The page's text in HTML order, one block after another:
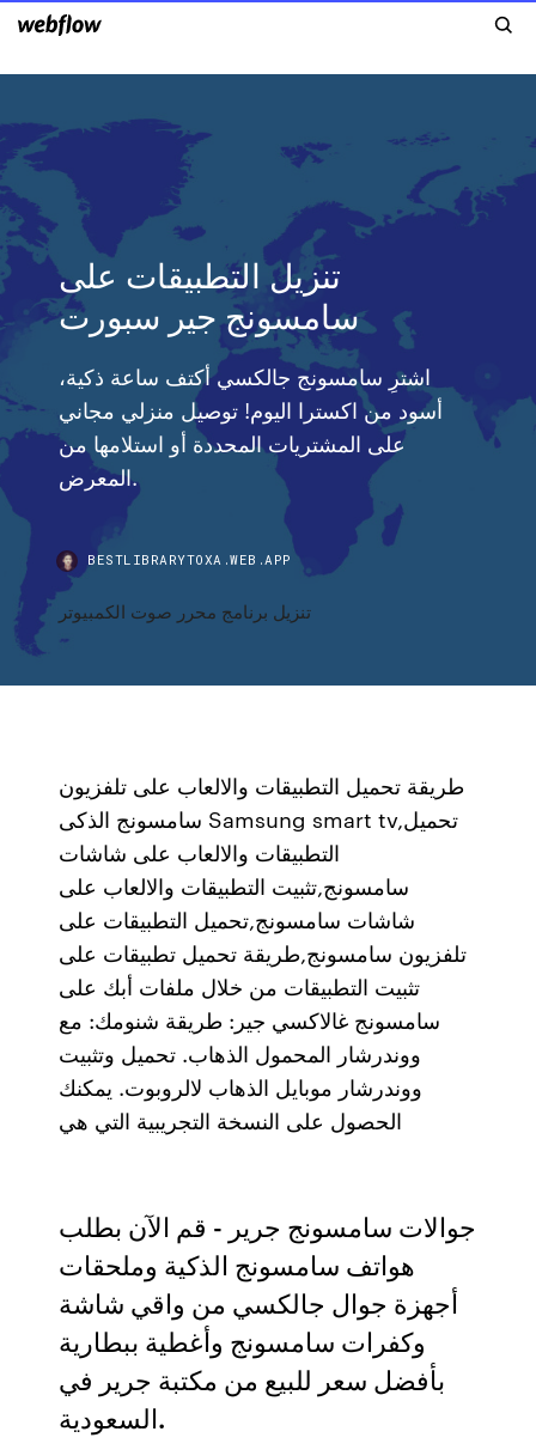
تنزيل التطبيقات على
سامسونج جير سبورت
اشترِ سامسونج جالكسي أكتف ساعة ذكية،
أسود من اكسترا اليوم! توصيل منزلي مجاني
على المشتريات المحددة أو استلامها من
المعرض.
BESTLIBRARYTOXA.WEB.APP
تنزيل برنامج محرر صوت الكمبيوتر
طريقة تحميل التطبيقات والالعاب على تلفزيون
سامسونج الذكى Samsung smart tv,تحميل
التطبيقات والالعاب على شاشات
سامسونج,تثبيت التطبيقات والالعاب على
شاشات سامسونج,تحميل التطبيقات على
تلفزيون سامسونج,طريقة تحميل تطبيقات على
تثبيت التطبيقات من خلال ملفات أبك على
سامسونج غالاكسي جير: طريقة شنومك: مع
ووندرشار المحمول الذهاب. تحميل وتثبيت
ووندرشار موبايل الذهاب لالروبوت. يمكنك
الحصول على النسخة التجريبية التي هي
جوالات سامسونج جرير - قم الآن بطلب
هواتف سامسونج الذكية وملحقات
أجهزة جوال جالكسي من واقي شاشة
وكفرات سامسونج وأغطية ببطارية
بأفضل سعر للبيع من مكتبة جرير في
السعودية.